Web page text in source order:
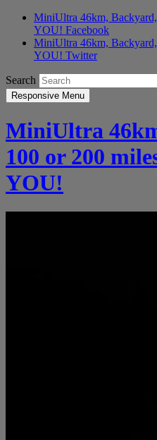
MiniUltra 46km,
YOU! Facebook
MiniUltra 46km,
YOU! Twitter
Search
Responsive Menu
MiniUltra
100 or 200
YOU!